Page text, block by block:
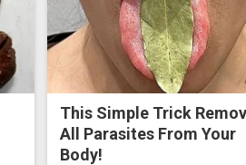
This Simple Trick
All Parasites From Your
Body!